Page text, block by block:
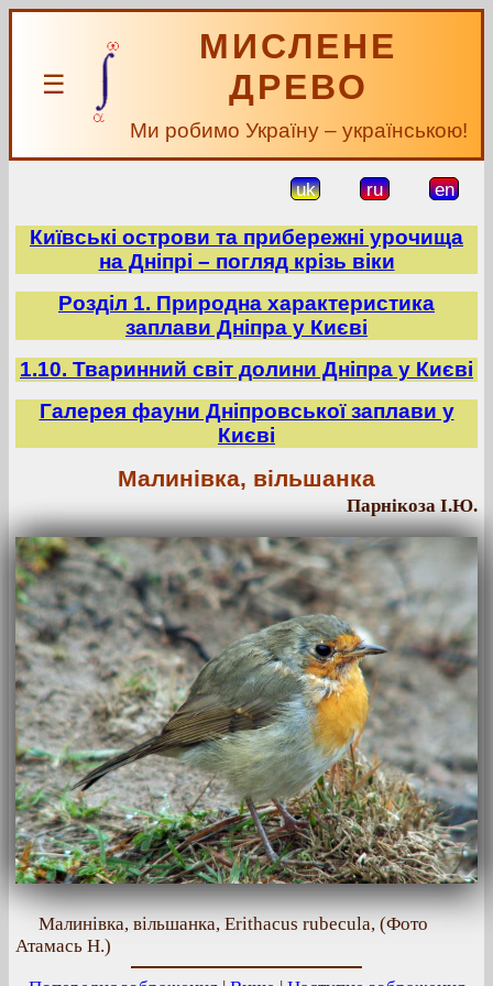
☰
МИСЛЕНЕ
ДРЕВО
Ми робимо Україну – українською!
uk ru en
Київські острови та прибережні урочища
на Дніпрі – погляд крізь віки
Розділ 1. Природна характеристика
заплави Дніпра у Києві
1.10. Тваринний світ долини Дніпра у Києві
Галерея фауни Дніпровської заплави у
Києві
Малинівка, вільшанка
Парнікоза І.Ю.
Малинівка, вільшанка, Erithacus rubecula, (Фото
Атамась Н.)